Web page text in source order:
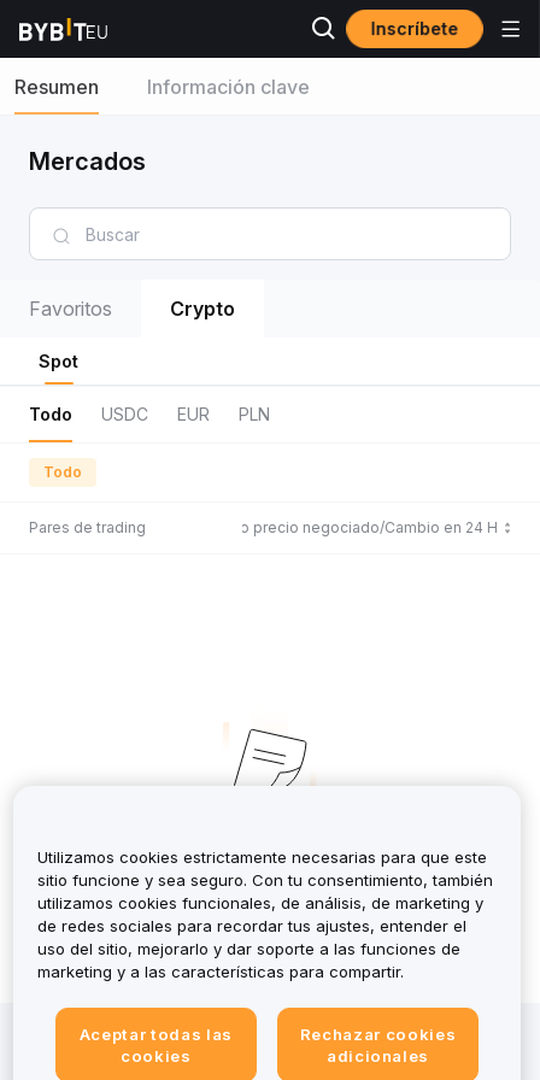
Inscríbete
Resumen Información clave
Mercados
Favoritos Crypto
Spot
Todo USDC EUR PLN
Todo
Pares de trading Último precio negociado/Cambio en 24 H
No Records
Invertir en criptoactivos conlleva riesgos, incluida una
alta volatilidad y la posible pérdida de todo el capital.
Utilizamos cookies estrictamente necesarias para que este
sitio funcione y sea seguro. Con tu consentimiento, también
utilizamos cookies funcionales, de análisis, de marketing y
de redes sociales para recordar tus ajustes, entender el
uso del sitio, mejorarlo y dar soporte a las funciones de
marketing y a las características para compartir.
Aceptar todas las
cookies
Rechazar cookies
adicionales